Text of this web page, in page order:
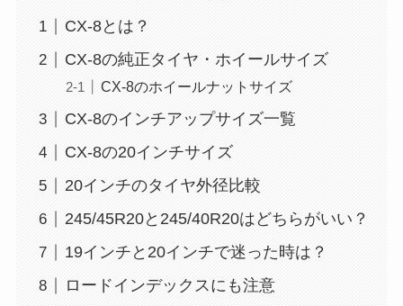
CX-8とは？
CX-8の純正タイヤ・ホイールサイズ
CX-8のホイールナットサイズ
CX-8のインチアップサイズ一覧
CX-8の20インチサイズ
20インチのタイヤ外径比較
245/45R20と245/40R20はどちらがいい？
19インチと20インチで迷った時は？
ロードインデックスにも注意